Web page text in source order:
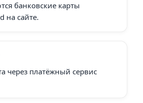
банковские карты
на сайте.
через платёжный сервис